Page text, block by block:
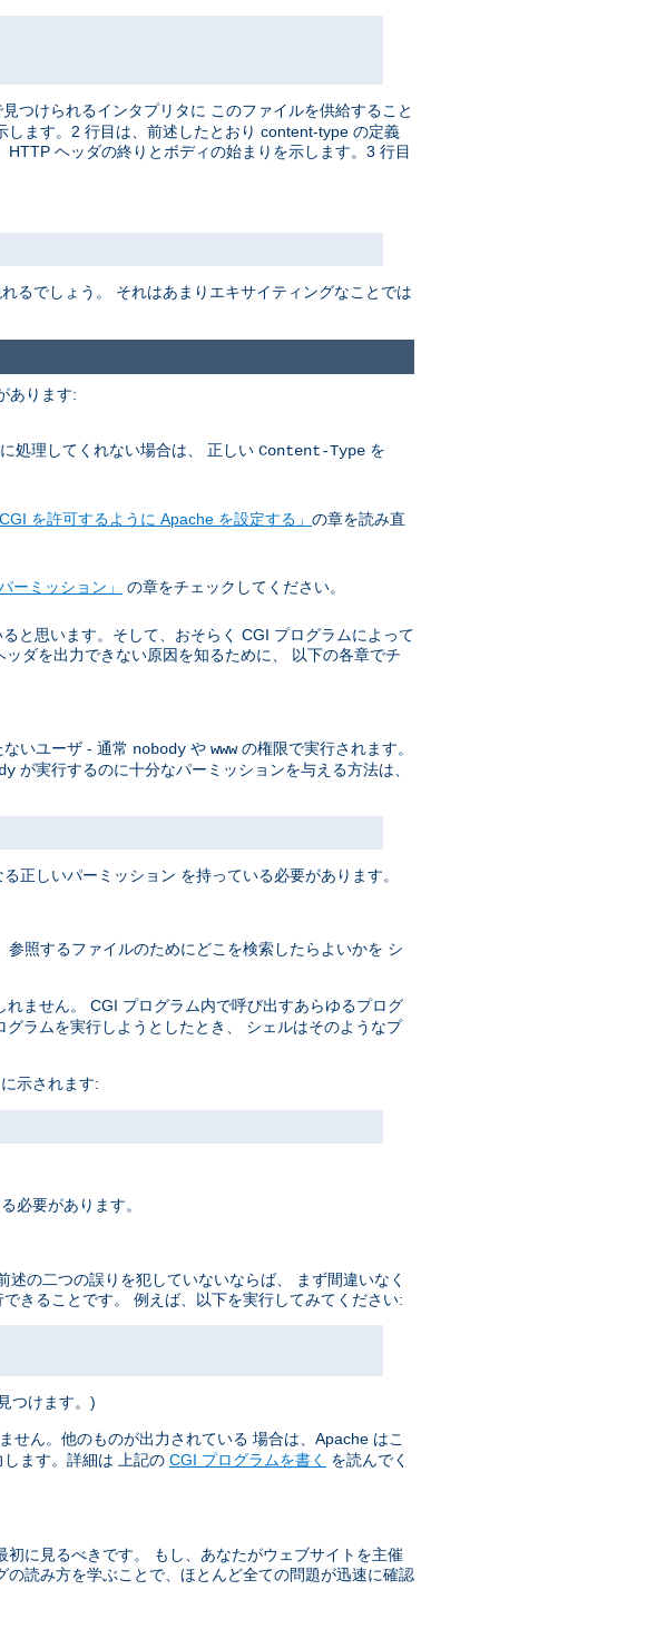
見つけられるインタプリタに このファイルを供給すること
ます。2 行目は、前述したとおり content-type の定義
ヘッダの終りとボディの始まりを示します。3 行目
るでしょう。 それはあまりエキサイティングなことでは
あります:
処理してくれない場合は、 正しい Content-Type を
CGI を許可するように Apache を設定する」 の章を読み直
ーミッション」
の章をチェックしてください。
と思います。そして、おそらく CGI プログラムによって
ダを出力できない原因を知るために、 以下の各章でチ
いユーザ - 通常 nobody や wwwの権限で実行されます。
が実行するのに十分なパーミッションを与える方法は、
正しいパーミッション を持っている必要があります。
照するファイルのためにどこを検索したらよいかを シ
れません。 CGI プログラム内で呼び出すあらゆるプログ
ラムを実行しようとしたとき、 シェルはそのようなプ
示されます:
必要があります。
の二つの誤りを犯していないならば、 まず間違いなく
きることです。 例えば、以下を実行してみてください:
つけます。)
せん。他のものが出力されている 場合は、Apache はこ
します。詳細は 上記の CGI プログラムを書く
を読んでく
に見るべきです。 もし、あなたがウェブサイトを主催
読み方を学ぶことで、ほとんど全ての問題が迅速に確認